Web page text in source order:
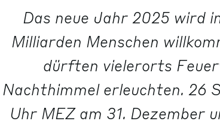
Das neue Jahr 2025 wird
Milliarden Menschen
dürften vielerorts
Nachthimmel erleuchten. 26
Uhr MEZ am 31. Dezember